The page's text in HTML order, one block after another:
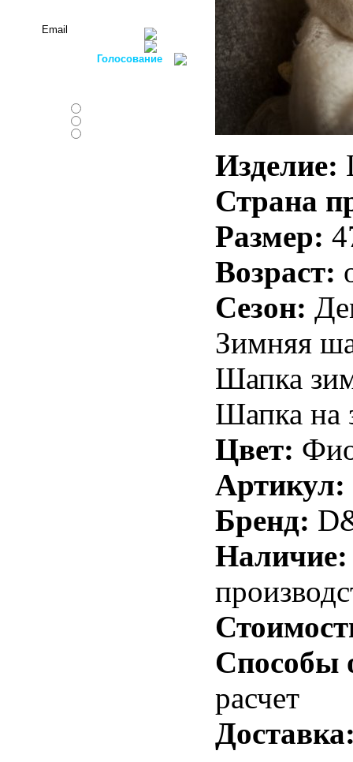
Голосование
Изделие:
Страна
Размер:
Возраст:
Сезон:
Зимняя
Шапка
Шапка на
Цвет:
Артикул:
Бренд:
Наличие:
Способы
расчет